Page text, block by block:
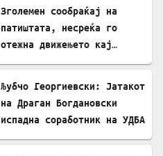
Зголемен сообраќај на
патиштата, несреќа го
отежна движењето кај
Љубчо Георгиевски: Јатакот
на Драган Богдановски
испадна соработник на УДБА